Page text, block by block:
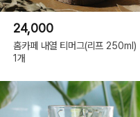
24,000
홈카페 내열 티머그(리프 250ml)
1개